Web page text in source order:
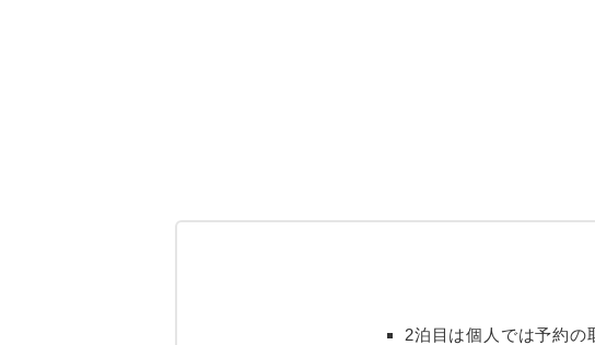
2泊目は個人では予約の